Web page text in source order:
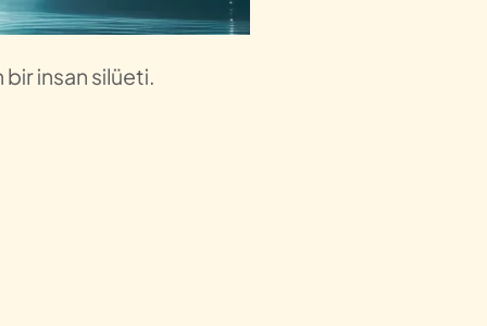
bir insan silüeti.